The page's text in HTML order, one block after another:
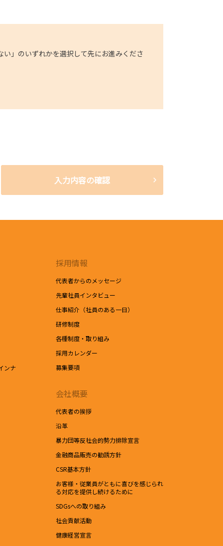
」のいずれかを選択して先にお進みくださ
入力内容の確認
ンナ
採用情報
代表者からのメッセージ
先輩社員インタビュー
仕事紹介（社員のある一日）
研修制度
各種制度・取り組み
採用カレンダー
募集要項
会社概要
代表者の挨拶
沿革
暴力団等反社会的勢力排除宣言
金融商品販売の勧誘方針
CSR基本方針
お客様・従業員がともに喜びを感じられ
る対応を提供し続けるために
SDGsへの取り組み
社会貢献活動
健康経営宣言